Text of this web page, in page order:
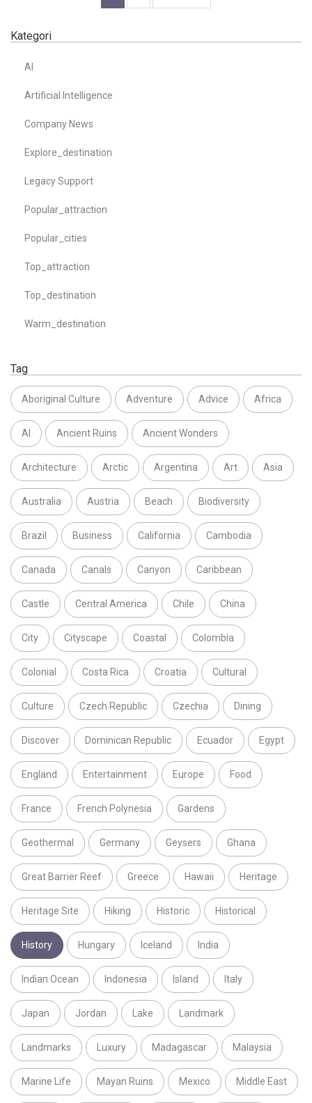
Kategori
AI
Artificial Intelligence
Company News
Explore_destination
Legacy Support
Popular_attraction
Popular_cities
Top_attraction
Top_destination
Warm_destination
Tag
Aboriginal Culture Adventure Advice Africa
AI Ancient Ruins Ancient Wonders
Architecture Arctic Argentina Art Asia
Australia Austria Beach Biodiversity
Brazil Business California Cambodia
Canada Canals Canyon Caribbean
Castle Central America Chile China
City Cityscape Coastal Colombia
Colonial Costa Rica Croatia Cultural
Culture Czech Republic Czechia Dining
Discover Dominican Republic Ecuador Egypt
England Entertainment Europe Food
France French Polynesia Gardens
Geothermal Germany Geysers Ghana
Great Barrier Reef Greece Hawaii Heritage
Heritage Site Hiking Historic Historical
History Hungary Iceland India
Indian Ocean Indonesia Island Italy
Japan Jordan Lake Landmark
Landmarks Luxury Madagascar Malaysia
Marine Life Mayan Ruins Mexico Middle East